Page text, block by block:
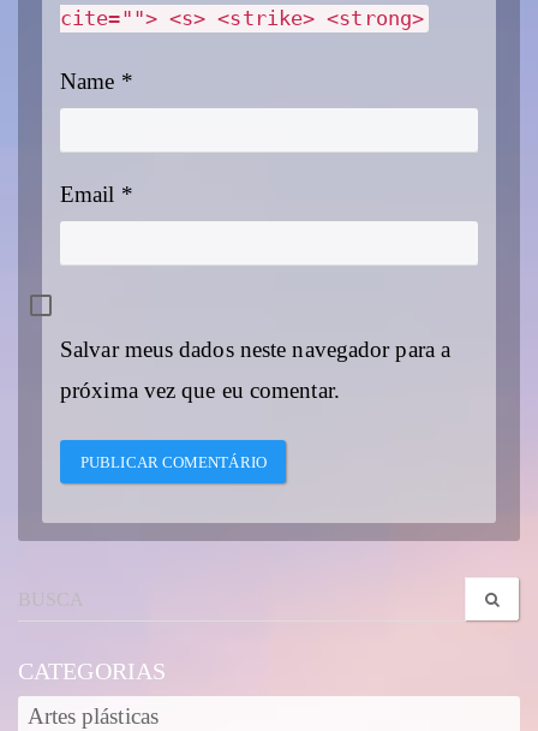
cite=""> <s> <strike> <strong>
Name *
Email *
Salvar meus dados neste navegador para a
próxima vez que eu comentar.
CATEGORIAS
Artes plásticas